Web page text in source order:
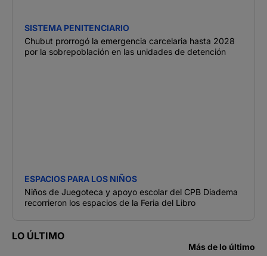
SISTEMA PENITENCIARIO
Chubut prorrogó la emergencia carcelaria hasta 2028
por la sobrepoblación en las unidades de detención
ESPACIOS PARA LOS NIÑOS
Niños de Juegoteca y apoyo escolar del CPB Diadema
recorrieron los espacios de la Feria del Libro
LO ÚLTIMO
Más de lo último